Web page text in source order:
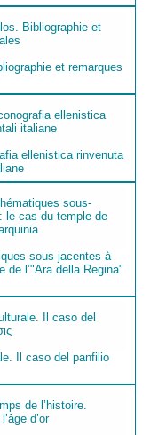
et remarques
ellenistica rinvenuta
sous-jacentes à
de l’"Ara della Regina"
Il caso del panfilio